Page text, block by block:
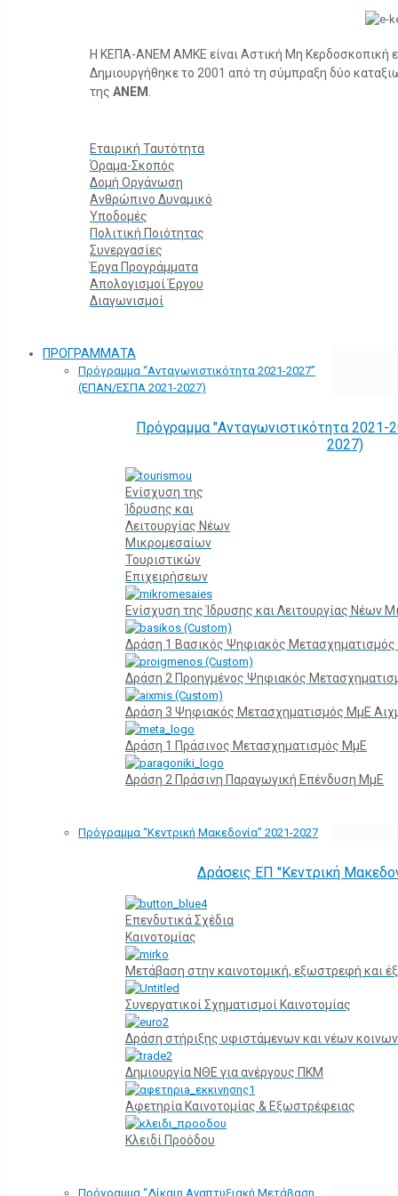
Η ΚΕΠΑ-ΑΝΕΜ ΑΜΚΕ είναι Αστική Μη Κερδοσκοπική
Δημιουργήθηκε το 2001 από τη σύμπραξη δύο
της ΑΝΕΜ
Εταιρική Ταυτότητα
Όραμα-Σκοπός
Δομή Οργάνωση
Ανθρώπινο Δυναμικό
Υποδομές
Πολιτική Ποιότητας
Συνεργασίες
Έργα Προγράμματα
Απολογισμοί Έργου
Διαγωνισμοί
ΠΡΟΓΡΑΜΜΑΤΑ
Πρόγραμμα “Ανταγωνιστικότητα 2021-2027”
(ΕΠΑΝ/ΕΣΠΑ 2021-2027)
Πρόγραμμα "Ανταγωνιστικότητα
2027)
Ενίσχυση της
Ίδρυσης και
Λειτουργίας Νέων
Μικρομεσαίων
Τουριστικών
Επιχειρήσεων
Ενίσχυση της Ίδρυσης και Λειτουργίας Νέων
Δράση 1 Βασικός Ψηφιακός
Δράση 2 Προηγμένος Ψηφιακός
Δράση 3 Ψηφιακός Μετασχηματισμός ΜμΕ
Δράση 1 Πράσινος Μετασχηματισμός ΜμΕ
Δράση 2 Πράσινη Παραγωγική Επένδυση ΜμΕ
Πρόγραμμα “Κεντρική Μακεδονία” 2021-2027
Δράσεις ΕΠ "Κεντρική
Επενδυτικά Σχέδια
Καινοτομίας
Μετάβαση στην καινοτομική, εξωστρεφή και
Συνεργατικοί Σχηματισμοί Καινοτομίας
Δράση στήριξης υφιστάμενων και νέων
Δημιουργία ΝΘΕ για ανέργους ΠΚΜ
Αφετηρία Kαινοτομίας & Εξωστρέφειας
Κλειδί Προόδου
Πρόγραμμα “Δίκαιη Αναπτυξιακή Μετάβαση